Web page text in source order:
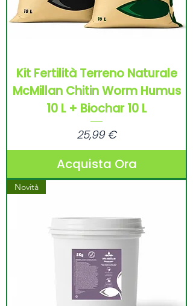
Kit Fertilità Terreno Naturale
McMillan Chitin Worm Humus
10 L + Biochar 10 L
Prezzo
25,99 €
Acquista Ora
Novità